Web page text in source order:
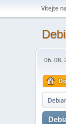
Vítejte
06. 08.